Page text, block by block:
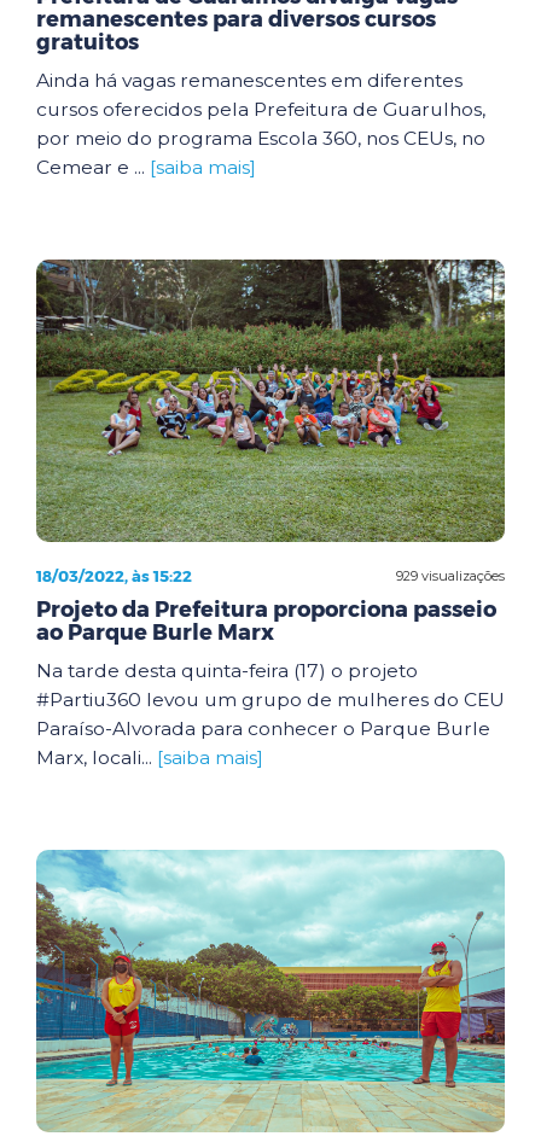
remanescentes para diversos cursos
gratuitos
Ainda há vagas remanescentes em diferentes
cursos oferecidos pela Prefeitura de Guarulhos,
por meio do programa Escola 360, nos CEUs, no
Cemear e ... [saiba mais]
929 visualizações
18/03/2022, às 15:22
Projeto da Prefeitura proporciona passeio
ao Parque Burle Marx
Na tarde desta quinta-feira (17) o projeto
#Partiu360 levou um grupo de mulheres do CEU
Paraíso-Alvorada para conhecer o Parque Burle
Marx, locali... [saiba mais]